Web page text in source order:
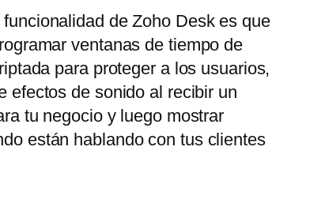
de Zoho Desk es que
ventanas de tiempo de
para proteger a los usuarios,
efectos de sonido al recibir un
tu negocio y luego mostrar
están hablando con tus clientes